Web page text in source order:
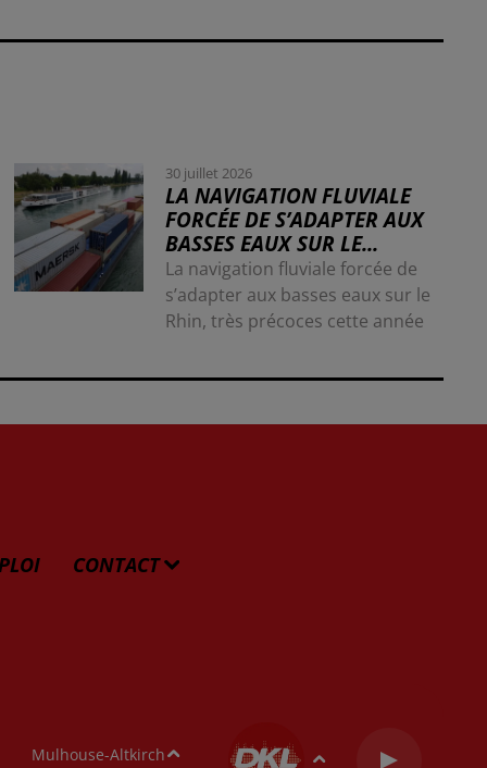
30 juillet 2026
LA NAVIGATION FLUVIALE
FORCÉE DE S’ADAPTER AUX
BASSES EAUX SUR LE...
La navigation fluviale forcée de
s’adapter aux basses eaux sur le
Rhin, très précoces cette année
CONTACT
Mulhouse-Altkirch